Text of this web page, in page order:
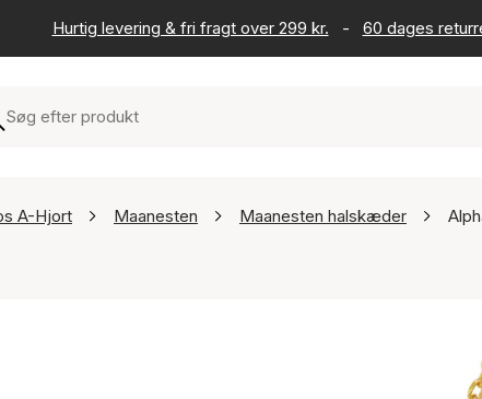
Hurtig levering & fri fragt over 299 kr. - 60 dages
A-Hjort Maanesten Maanesten halskæder